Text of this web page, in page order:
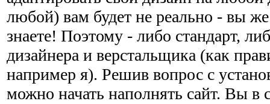
любой) вам будет не реально - вы
знаете! Поэтому - либо стандарт,
дизайнера и верстальщика (как
например я). Решив вопрос с
можно начать наполнять сайт. Вы в